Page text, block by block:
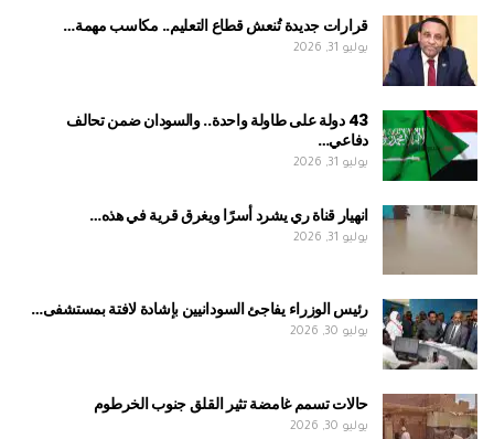
قرارات جديدة تُنعش قطاع التعليم.. مكاسب مهمة…
يوليو 31, 2026
43 دولة على طاولة واحدة.. والسودان ضمن تحالف
دفاعي…
يوليو 31, 2026
انهيار قناة ري يشرد أسرًا ويغرق قرية في هذه…
يوليو 31, 2026
رئيس الوزراء يفاجئ السودانيين بإشادة لافتة بمستشفى…
يوليو 30, 2026
حالات تسمم غامضة تثير القلق جنوب الخرطوم
يوليو 30, 2026